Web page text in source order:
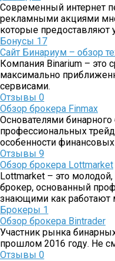
Современный интернет
рекламными акциями
которые предоставляют
Бонусы 17
Сайт Бинариум – обзор
Компания Binarium – это
максимально
сервисами.
Отзывы 0
Обзор брокера Finmax
Основателями бинарного
профессиональных
особенности
Отзывы 9
Обзор брокера Lottmarket
Lottmarket – это
брокер, основанный
знающими как
Брокеры 1
Обзор брокера Bintrader
Участник рынка
прошлом 2016 году. Не
Отзывы 0